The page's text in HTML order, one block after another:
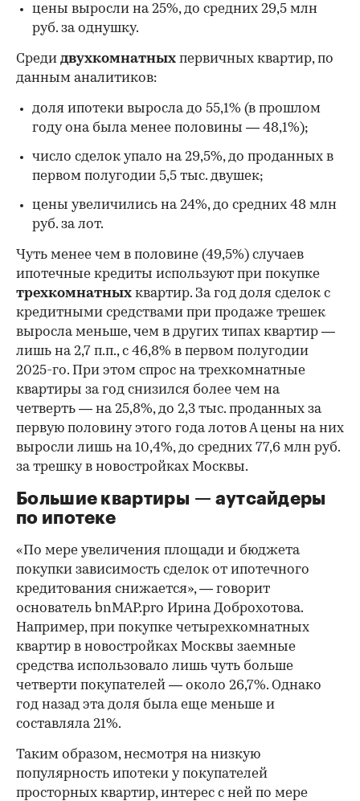
цены выросли на 25%, до средних 29,5 млн
руб. за однушку.
Среди двухкомнатных первичных квартир, по
данным аналитиков:
доля ипотеки выросла до 55,1% (в прошлом
году она была менее половины — 48,1%);
число сделок упало на 29,5%, до проданных в
первом полугодии 5,5 тыс. двушек;
цены увеличились на 24%, до средних 48 млн
руб. за лот.
Чуть менее чем в половине (49,5%) случаев
ипотечные кредиты используют при покупке
трехкомнатных квартир. За год доля сделок с
кредитными средствами при продаже трешек
выросла меньше, чем в других типах квартир —
лишь на 2,7 п.п., с 46,8% в первом полугодии
2025-го. При этом спрос на трехкомнатные
квартиры за год снизился более чем на
четверть — на 25,8%, до 2,3 тыс. проданных за
первую половину этого года лотов А цены на них
выросли лишь на 10,4%, до средних 77,6 млн руб.
за трешку в новостройках Москвы.
Большие квартиры — аутсайдеры
по ипотеке
«По мере увеличения площади и бюджета
покупки зависимость сделок от ипотечного
кредитования снижается», — говорит
основатель bnMAP.pro Ирина Доброхотова.
Например, при покупке четырехкомнатных
квартир в новостройках Москвы заемные
средства использовало лишь чуть больше
четверти покупателей — около 26,7%. Однако
год назад эта доля была еще меньше и
составляла 21%.
Таким образом, несмотря на низкую
популярность ипотеки у покупателей
просторных квартир, интерес с ней по мере